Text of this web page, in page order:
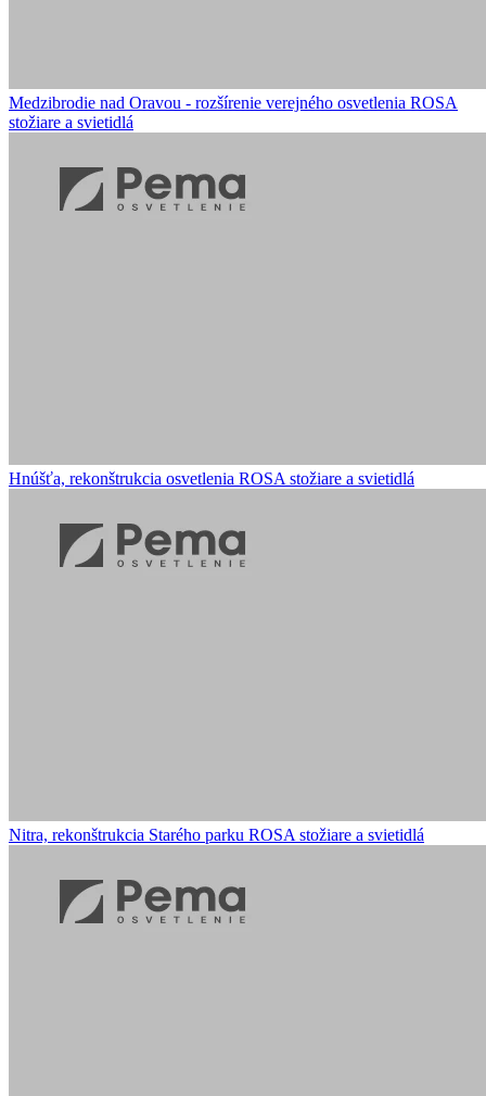
Medzibrodie nad Oravou - rozšírenie verejného osvetlenia ROSA
stožiare a svietidlá
Hnúšťa, rekonštrukcia osvetlenia ROSA stožiare a svietidlá
Nitra, rekonštrukcia Starého parku ROSA stožiare a svietidlá